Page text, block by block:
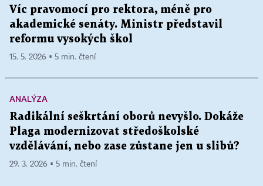
Víc pravomocí pro rektora, méně pro
akademické senáty. Ministr představil
reformu vysokých škol
15. 5. 2026 ▪ 5 min. čtení
ANALÝZA
Radikální seškrtání oborů nevyšlo. Dokáže
Plaga modernizovat středoškolské
vzdělávání, nebo zase zůstane jen u slibů?
29. 3. 2026 ▪ 5 min. čtení